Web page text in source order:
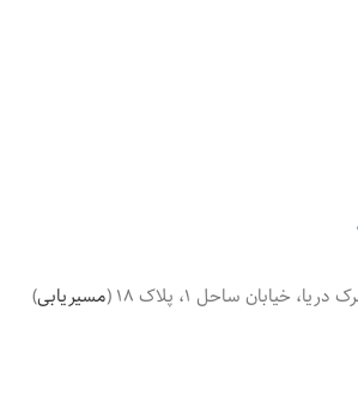
خیابان ساحل 1، پلاک 18 ( مسیریابی)